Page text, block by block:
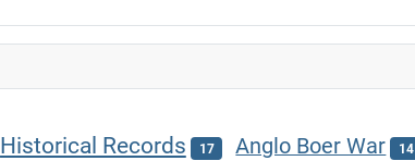
Historical Records 17 Anglo Boer War 14